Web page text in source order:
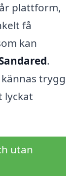
plattform,
få
kan
.
trygg
lyckat
utan